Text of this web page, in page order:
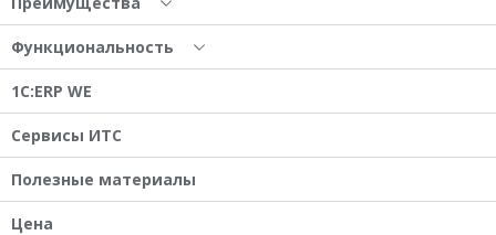
Функциональность
1С:ERP WE
Сервисы ИТС
Полезные материалы
Цена